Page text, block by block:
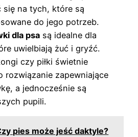
się na tych, które są
do jego potrzeb.
dla psa są idealne dla
uwielbiają żuć i gryźć.
czy piłki świetnie
rozwiązanie zapewniające
a jednocześnie są
pupili.
pies może jeść daktyle?